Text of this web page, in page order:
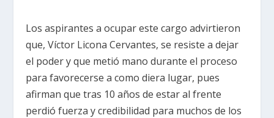
Los aspirantes a ocupar este cargo advirtieron
que, Víctor Licona Cervantes, se resiste a dejar
el poder y que metió mano durante el proceso
para favorecerse a como diera lugar, pues
afirman que tras 10 años de estar al frente
perdió fuerza y credibilidad para muchos de los